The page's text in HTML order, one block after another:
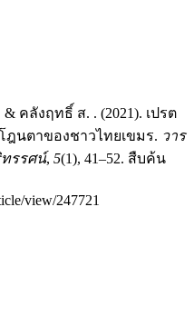
คลังฤทธิ์ ส. . (2021). เปรต
นตาของชาวไทยเขมร. วาร
รรศน์, 5(1), 41–52. สืบค้น
view/247721